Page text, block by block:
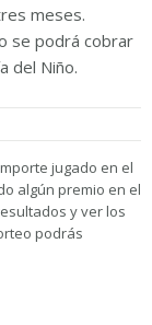
meses.
se podrá cobrar
del Niño.
jugado en el
algún premio en el
y ver los
podrás